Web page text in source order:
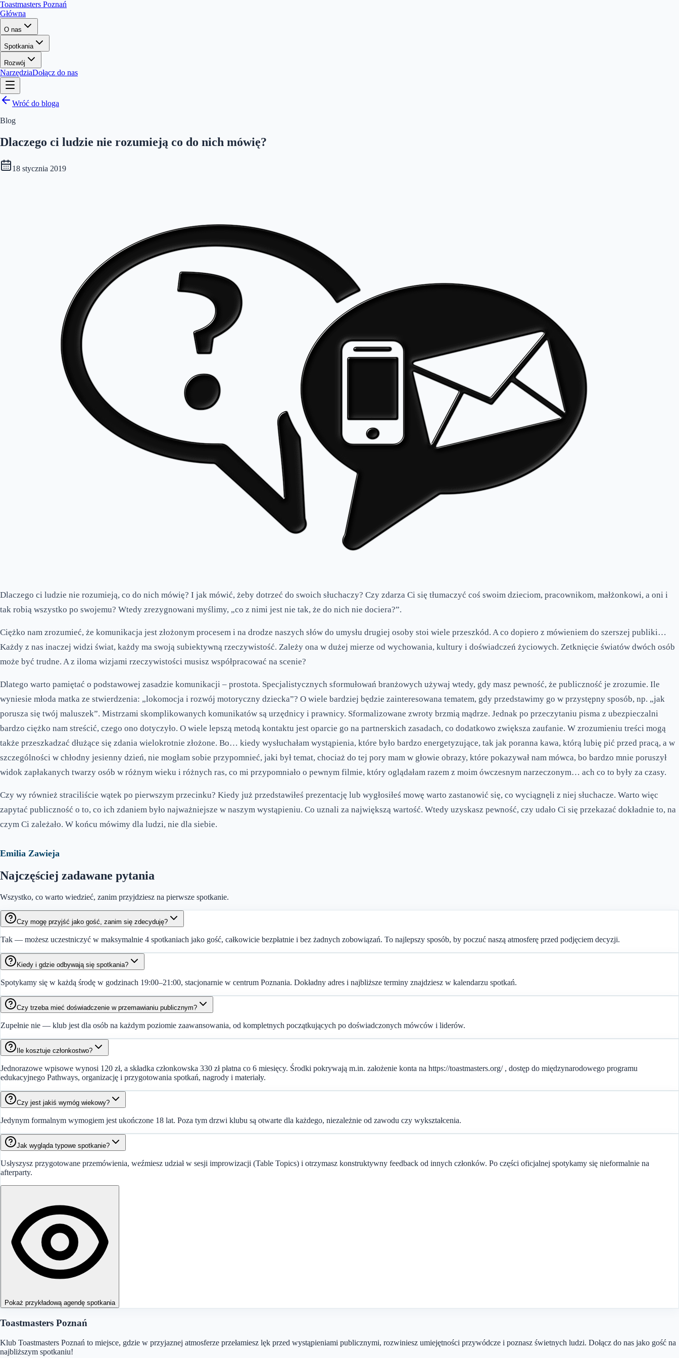
Toastmasters Poznań
Główna
O nas
Spotkania
Rozwój
NarzędziaDołącz do nas
Wróć do bloga
Blog
Dlaczego ci ludzie nie rozumieją co do nich mówię?
18 stycznia 2019
Dlaczego ci ludzie nie rozumieją, co do nich mówię? I jak mówić, żeby dotrzeć do swoich słuchaczy? Czy zdarza Ci się tłumaczyć coś swoim dzieciom, pracownikom, małżonkowi, a oni i
tak robią wszystko po swojemu? Wtedy zrezygnowani myślimy, „co z nimi jest nie tak, że do nich nie dociera?”.
Ciężko nam zrozumieć, że komunikacja jest złożonym procesem i na drodze naszych słów do umysłu drugiej osoby stoi wiele przeszkód. A co dopiero z mówieniem do szerszej publiki…
Każdy z nas inaczej widzi świat, każdy ma swoją subiektywną rzeczywistość. Zależy ona w dużej mierze od wychowania, kultury i doświadczeń życiowych. Zetknięcie światów dwóch osób
może być trudne. A z iloma wizjami rzeczywistości musisz współpracować na scenie?
Dlatego warto pamiętać o podstawowej zasadzie komunikacji – prostota. Specjalistycznych sformułowań branżowych używaj wtedy, gdy masz pewność, że publiczność je zrozumie. Ile
wyniesie młoda matka ze stwierdzenia: „lokomocja i rozwój motoryczny dziecka”? O wiele bardziej będzie zainteresowana tematem, gdy przedstawimy go w przystępny sposób, np. „jak
porusza się twój maluszek”. Mistrzami skomplikowanych komunikatów są urzędnicy i prawnicy. Sformalizowane zwroty brzmią mądrze. Jednak po przeczytaniu pisma z ubezpieczalni
bardzo ciężko nam streścić, czego ono dotyczyło. O wiele lepszą metodą kontaktu jest oparcie go na partnerskich zasadach, co dodatkowo zwiększa zaufanie. W zrozumieniu treści mogą
także przeszkadzać dłużące się zdania wielokrotnie złożone. Bo… kiedy wysłuchałam wystąpienia, które było bardzo energetyzujące, tak jak poranna kawa, którą lubię pić przed pracą, a w
szczególności w chłodny jesienny dzień, nie mogłam sobie przypomnieć, jaki był temat, chociaż do tej pory mam w głowie obrazy, które pokazywał nam mówca, bo bardzo mnie poruszył
widok zapłakanych twarzy osób w różnym wieku i różnych ras, co mi przypomniało o pewnym filmie, który oglądałam razem z moim ówczesnym narzeczonym… ach co to były za czasy.
Czy wy również straciliście wątek po pierwszym przecinku? Kiedy już przedstawiłeś prezentację lub wygłosiłeś mowę warto zastanowić się, co wyciągnęli z niej słuchacze. Warto więc
zapytać publiczność o to, co ich zdaniem było najważniejsze w naszym wystąpieniu. Co uznali za największą wartość. Wtedy uzyskasz pewność, czy udało Ci się przekazać dokładnie to, na
czym Ci zależało. W końcu mówimy dla ludzi, nie dla siebie.
Emilia Zawieja
Najczęściej zadawane pytania
Wszystko, co warto wiedzieć, zanim przyjdziesz na pierwsze spotkanie.
Czy mogę przyjść jako gość, zanim się zdecyduję?
Tak — możesz uczestniczyć w maksymalnie 4 spotkaniach jako gość, całkowicie bezpłatnie i bez żadnych zobowiązań. To najlepszy sposób, by poczuć naszą atmosferę przed podjęciem decyzji.
Kiedy i gdzie odbywają się spotkania?
Spotykamy się w każdą środę w godzinach 19:00–21:00, stacjonarnie w centrum Poznania. Dokładny adres i najbliższe terminy znajdziesz w kalendarzu spotkań.
Czy trzeba mieć doświadczenie w przemawianiu publicznym?
Zupełnie nie — klub jest dla osób na każdym poziomie zaawansowania, od kompletnych początkujących po doświadczonych mówców i liderów.
Ile kosztuje członkostwo?
Jednorazowe wpisowe wynosi 120 zł, a składka członkowska 330 zł płatna co 6 miesięcy. Środki pokrywają m.in. założenie konta na https://toastmasters.org/ , dostęp do międzynarodowego programu
edukacyjnego Pathways, organizację i przygotowania spotkań, nagrody i materiały.
Czy jest jakiś wymóg wiekowy?
Jedynym formalnym wymogiem jest ukończone 18 lat. Poza tym drzwi klubu są otwarte dla każdego, niezależnie od zawodu czy wykształcenia.
Jak wygląda typowe spotkanie?
Usłyszysz przygotowane przemówienia, weźmiesz udział w sesji improwizacji (Table Topics) i otrzymasz konstruktywny feedback od innych członków. Po części oficjalnej spotykamy się nieformalnie na
afterparty.
Pokaż przykładową agendę spotkania
Toastmasters Poznań
Klub Toastmasters Poznań to miejsce, gdzie w przyjaznej atmosferze przełamiesz lęk przed wystąpieniami publicznymi, rozwiniesz umiejętności przywódcze i poznasz świetnych ludzi. Dołącz do nas jako gość na
najbliższym spotkaniu!